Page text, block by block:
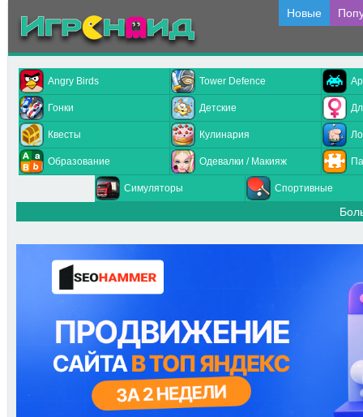
Новые
Angry Birds Tower Defence
Гонки Детские
Квесты Кулинария
Образование Одевалки / Макияж
Симуляторы Спортивные